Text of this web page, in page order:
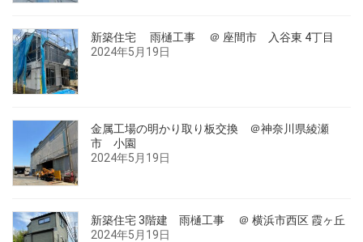
新築住宅 雨樋工事 ＠ 座間市 入谷東 4丁目
2024年5月19日
金属工場の明かり取り板交換 ＠神奈川県綾瀬
市 小園
2024年5月19日
新築住宅 3階建 雨樋工事 ＠ 横浜市西区 霞ヶ丘
2024年5月19日